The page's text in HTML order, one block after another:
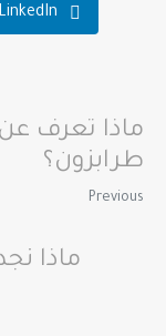
LinkedIn
ماذا تعرف
طرابزون؟
Previous